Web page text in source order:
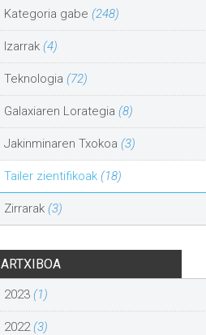
Kategoria gabe (248)
Izarrak (4)
Teknologia (72)
Galaxiaren Lorategia (8)
Jakinminaren Txokoa (3)
Tailer zientifikoak (18)
Zirrarak (3)
ARTXIBOA
2023 (1)
2022(3)